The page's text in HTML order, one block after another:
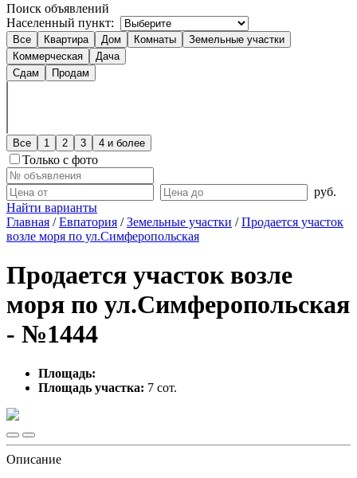
Поиск объявлений
Населенный пункт:
Все Квартира Дом Комнаты
Земельные участки
Коммерческая
Дача
Сдам
Продам
Все 1 2 3 4 и более
Только с фото
руб.
Найти варианты
Главная /Евпатория /Земельные участки /Продается участок
возле моря по ул.Симферопольская
Продается участок возле
моря по ул.Симферопольская
- №1444
Площадь:
Площадь участка: 7 сот.
Описание